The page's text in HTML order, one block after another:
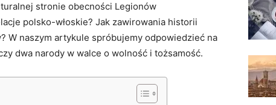
stronie obecności Legionów
polsko-włoskie? Jak zawirowania historii
W naszym artykule spróbujemy odpowiedzieć na
dwa narody w walce o wolność i tożsamość.